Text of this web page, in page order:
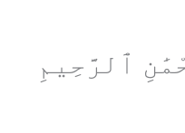
ٱلرَّحِيمِ